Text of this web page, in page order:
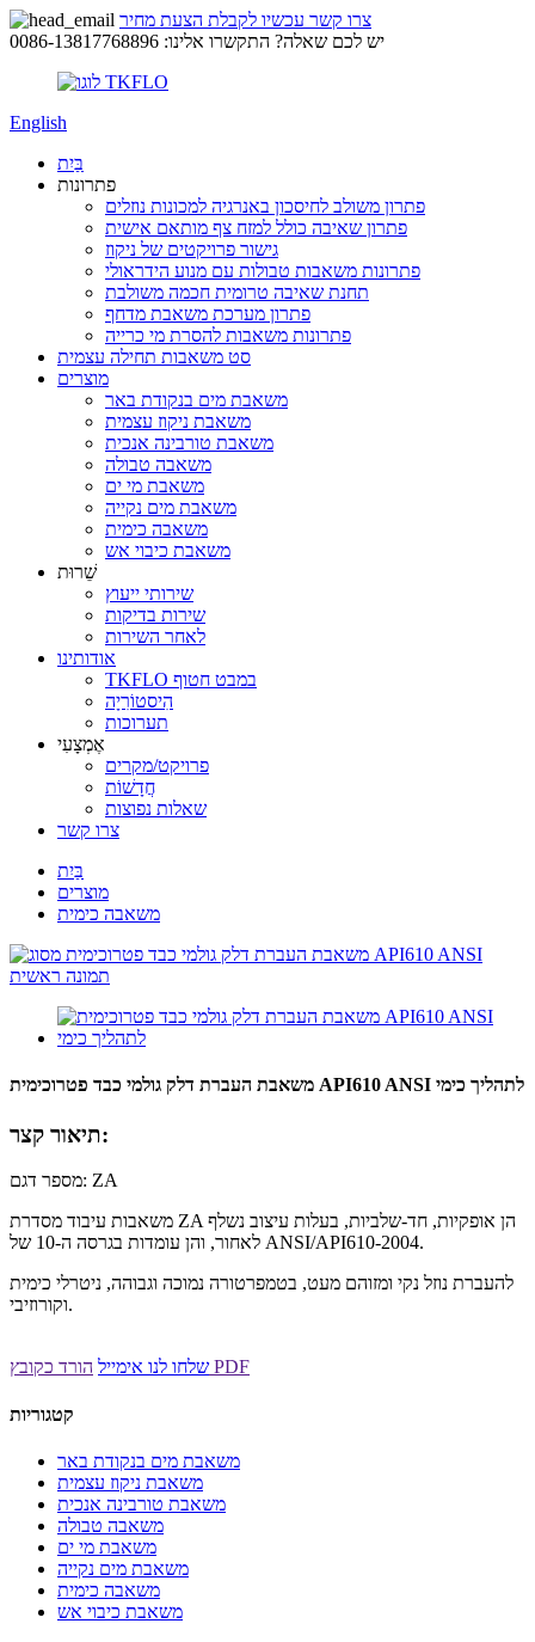
צרו קשר עכשיו לקבלת הצעת מחיר
יש לכם שאלה? התקשרו אלינו: 0086-13817768896
English
בַּיִת
פתרונות
פתרון משולב לחיסכון באנרגיה למכונות נוזלים
פתרון שאיבה כולל למזח צף מותאם אישית
גישור פרויקטים של ניקוז
פתרונות משאבות טבולות עם מנוע הידראולי
תחנת שאיבה טרומית חכמה משולבת
פתרון מערכת משאבת מדחף
פתרונות משאבות להסרת מי כרייה
סט משאבות תחילה עצמית
מוצרים
משאבת מים בנקודת באר
משאבת ניקוז עצמית
משאבת טורבינה אנכית
משאבה טבולה
משאבת מי ים
משאבת מים נקייה
משאבה כימית
משאבת כיבוי אש
שֵׁרוּת
שירותי ייעוץ
שירות בדיקות
לאחר השירות
אודותינו
TKFLO במבט חטוף
הִיסטוֹרִיָה
תערוכות
אֶמְצָעִי
פרויקט/מקרים
חֲדָשׁוֹת
שאלות נפוצות
צרו קשר
בַּיִת
מוצרים
משאבה כימית
משאבת העברת דלק גולמי כבד פטרוכימית API610 ANSI לתהליך כימי
תיאור קצר:
מספר דגם: ZA
משאבות עיבוד מסדרת ZA הן אופקיות, חד-שלביות, בעלות עיצוב נשלף
לאחור, והן עומדות בגרסה ה-10 של ANSI/API610-2004.
להעברת נוזל נקי ומזוהם מעט, בטמפרטורה נמוכה וגבוהה, ניטרלי כימית
וקורוזיבי.
שלחו לנו אימייל הורד כקובץ PDF
קטגוריות
משאבת מים בנקודת באר
משאבת ניקוז עצמית
משאבת טורבינה אנכית
משאבה טבולה
משאבת מי ים
משאבת מים נקייה
משאבה כימית
משאבת כיבוי אש